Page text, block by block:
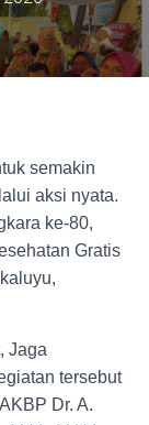
semakin
aksi nyata.
ke-80,
Gratis
Jaga
tersebut
Dr. A.